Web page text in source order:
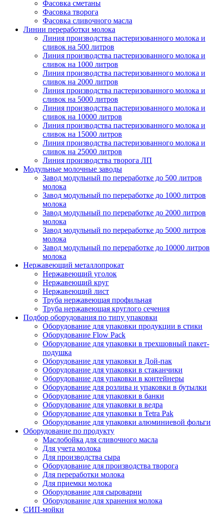
Фасовка сметаны
Фасовка творога
Фасовка сливочного масла
Линии переработки молока
Линия производства пастеризованного молока и
сливок на 500 литров
Линия производства пастеризованного молока и
сливок на 1000 литров
Линия производства пастеризованного молока и
сливок на 2000 литров
Линия производства пастеризованного молока и
сливок на 5000 литров
Линия производства пастеризованного молока и
сливок на 10000 литров
Линия производства пастеризованного молока и
сливок на 15000 литров
Линия производства пастеризованного молока и
сливок на 25000 литров
Линия производства творога ЛП
Модульные молочные заводы
Завод модульный по переработке до 500 литров
молока
Завод модульный по переработке до 1000 литров
молока
Завод модульный по переработке до 2000 литров
молока
Завод модульный по переработке до 5000 литров
молока
Завод модульный по переработке до 10000 литров
молока
Нержавеющий металлопрокат
Нержавеющий уголок
Нержавеющий круг
Нержавеющий лист
Труба нержавеющая профильная
Труба нержавеющая круглого сечения
Подбор оборудования по типу упаковки
Оборудование для упаковки продукции в стики
Оборудование Flow Pack
Оборудование для упаковки в трехшовный пакет-
подушка
Оборудование для упаковки в Дой-пак
Оборудование для упаковки в стаканчики
Оборудование для упаковки в контейнеры
Оборудование для розлива и упаковки в бутылки
Оборудование для упаковки в банки
Оборудование для упаковки в ведра
Оборудование для упаковки в Tetra Pak
Оборудование для упаковки алюминиевой фольги
Оборудование по продукту
Маслобойка для сливочного масла
Для учета молока
Для производства сыра
Оборудование для производства творога
Для переработки молока
Для приемки молока
Оборудование для сыроварни
Оборудование для хранения молока
СИП-мойки